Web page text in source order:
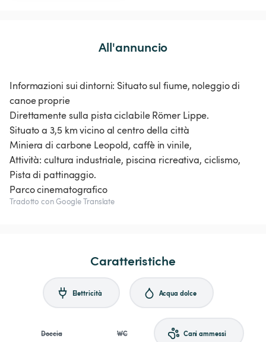
All'annuncio
Informazioni sui dintorni: Situato sul fiume, noleggio di
canoe proprie
Direttamente sulla pista ciclabile Römer Lippe.
Situato a 3,5 km vicino al centro della città
Miniera di carbone Leopold, caffè in vinile,
Attività: cultura industriale, piscina ricreativa, ciclismo,
Pista di pattinaggio.
Parco cinematografico
Tradotto con Google Translate
Caratteristiche
Elettricità Acqua dolce
Doccia WC Cani ammessi